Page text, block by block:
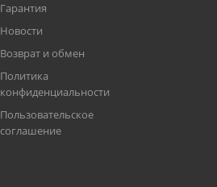
Гарантия
Новости
Возврат и обмен
Политика
конфиденциальности
Пользовательское
соглашение